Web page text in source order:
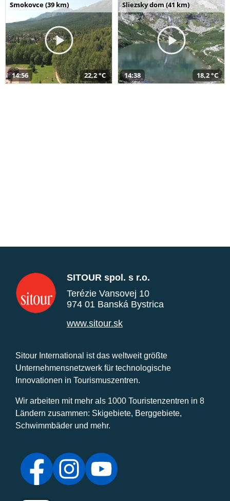
Smokovce (39 km)
14:56 22,2 °C
Sliezsky dom (41 km)
14:38 18,2 °C
SITOUR spol. s r.o.
Terézie Vansovej 10
974 01 Banská Bystrica
www.sitour.sk
Sitour International ist das weltweit größte
Unternehmensnetzwerk für technologische
Innovationen in Tourismuszentren.
Wir arbeiten mit mehr als 1000 Touristenzentren in 8
Ländern zusammen: Skigebiete, Berggebiete,
Schwimmbäder und mehr.